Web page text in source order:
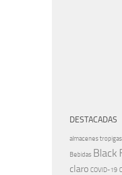
DESTACADAS
almacenes tropigas
Bebidas Black
claro COVID-19